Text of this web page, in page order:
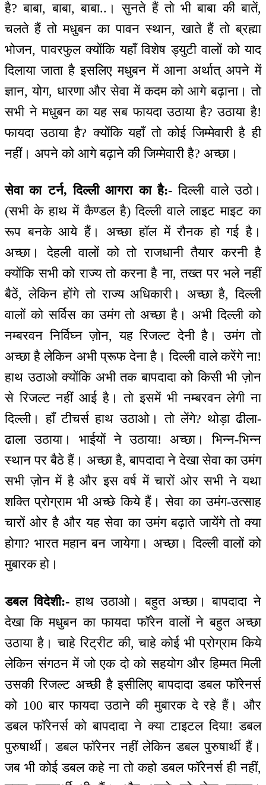
है? बाबा, बाबा, बाबा..। सुनते हैं तो भी बाबा की बातें,
चलते हैं तो मधुबन का पावन स्थान, खाते हैं तो ब्रह्मा
भोजन, पावरफुल क्योंकि यहाँ विशेष ड्युटी वालों को याद
दिलाया जाता है इसलिए मधुबन में आना अर्थात् अपने में
ज्ञान, योग, धारणा और सेवा में कदम को आगे बढ़ाना। तो
सभी ने मधुबन का यह सब फायदा उठाया है? उठाया है!
फायदा उठाया है? क्योंकि यहाँ तो कोई जिम्मेवारी है ही
नहीं। अपने को आगे बढ़ाने की जिम्मेवारी है? अच्छा।
सेवा का टर्न, दिल्ली आगरा का है:- दिल्ली वाले उठो।
(सभी के हाथ में कैण्डल है) दिल्ली वाले लाइट माइट का
रूप बनके आये हैं। अच्छा हॉल में रौनक हो गई है।
अच्छा। देहली वालों को तो राजधानी तैयार करनी है
क्योंकि सभी को राज्य तो करना है ना, तख्त पर भले नहीं
बैठें, लेकिन होंगे तो राज्य अधिकारी। अच्छा है, दिल्ली
वालों को सर्विस का उमंग तो अच्छा है। अभी दिल्ली को
नम्बरवन निर्विघ्न ज़ोन, यह रिजल्ट देनी है। उमंग तो
अच्छा है लेकिन अभी प्रूफ देना है। दिल्ली वाले करेंगे ना!
हाथ उठाओ क्योंकि अभी तक बापदादा को किसी भी ज़ोन
से रिजल्ट नहीं आई है। तो इसमें भी नम्बरवन लेगी ना
दिल्ली। हाँ टीचर्स हाथ उठाओ। तो लेंगे? थोड़ा ढीला-
ढाला उठाया। भाईयों ने उठाया! अच्छा। भिन्न-भिन्न
स्थान पर बैठे हैं। अच्छा है, बापदादा ने देखा सेवा का उमंग
सभी ज़ोन में है और इस वर्ष में चारों ओर सभी ने यथा
शक्ति प्रोग्राम भी अच्छे किये हैं। सेवा का उमंग-उत्साह
चारों ओर है और यह सेवा का उमंग बढ़ाते जायेंगे तो क्या
होगा? भारत महान बन जायेगा। अच्छा। दिल्ली वालों को
मुबारक हो।
डबल विदेशी:-हाथ उठाओ। बहुत अच्छा। बापदादा ने
देखा कि मधुबन का फायदा फॉरेन वालों ने बहुत अच्छा
उठाया है। चाहे रिट्रीट की, चाहे कोई भी प्रोग्राम किये
लेकिन संगठन में जो एक दो को सहयोग और हिम्मत मिली
उसकी रिजल्ट अच्छी है इसीलिए बापदादा डबल फॉरेनर्स
को 100 बार फायदा उठाने की मुबारक दे रहे हैं। और
डबल फॉरेनर्स को बापदादा ने क्या टाइटल दिया! डबल
पुरुषार्थी। डबल फॉरेनर नहीं लेकिन डबल पुरुषार्थी हैं।
जब भी कोई डबल कहे ना तो कहो डबल फॉरेनर्स ही नहीं,